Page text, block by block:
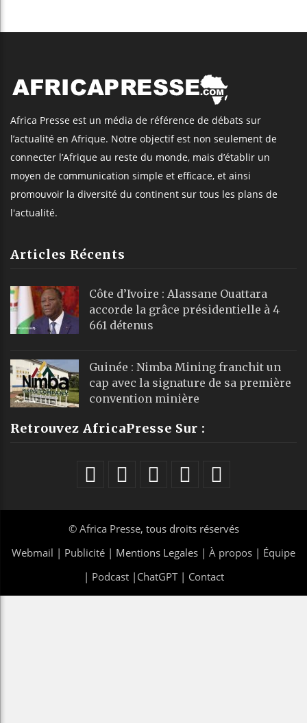
Africa Presse est un média de référence de débats sur
l’actualité en Afrique. Notre objectif est non seulement de
connecter l’Afrique au reste du monde, mais d’établir un
moyen de communication simple et efficace, et ainsi
promouvoir la diversité du continent sur tous les plans de
l'actualité.
Articles Récents
Côte d’Ivoire : Alassane Ouattara
accorde la grâce présidentielle à 4
661 détenus
Guinée : Nimba Mining franchit un
cap avec la signature de sa première
convention minière
Retrouvez AfricaPresse Sur :
© Africa Presse, tous droits réservés
Webmail | Publicité | Mentions Legales | À propos | Équipe
| Podcast| ChatGPT| Contact